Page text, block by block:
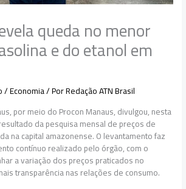
queda no menor
e do etanol em
/Economia/ PorRedação ATN Brasil
por meio do Procon Manaus, divulgou, nesta
da pesquisa mensal de preços de
na capital amazonense. O levantamento faz
contínuo realizado pelo órgão, com o
a variação dos preços praticados no
transparência nas relações de consumo.